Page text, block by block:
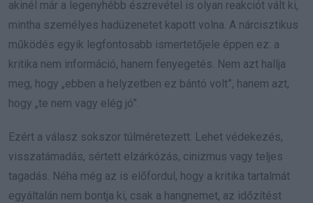
akinél már a legenyhébb észrevétel is olyan reakciót vált ki,
mintha személyes hadüzenetet kapott volna. A nárcisztikus
működés egyik legfontosabb ismertetőjele éppen ez: a
kritika nem információ, hanem fenyegetés. Nem azt hallja
meg, hogy „ebben a helyzetben ez bántó volt”, hanem azt,
hogy „te nem vagy elég jó”.
Ezért a válasz sokszor túlméretezett. Lehet védekezés,
visszatámadás, sértett elzárkózás, cinizmus vagy teljes
tagadás. Néha még az is előfordul, hogy a kritika tartalmát
egyáltalán nem bontja ki, csak a hangnemet, az időzítést